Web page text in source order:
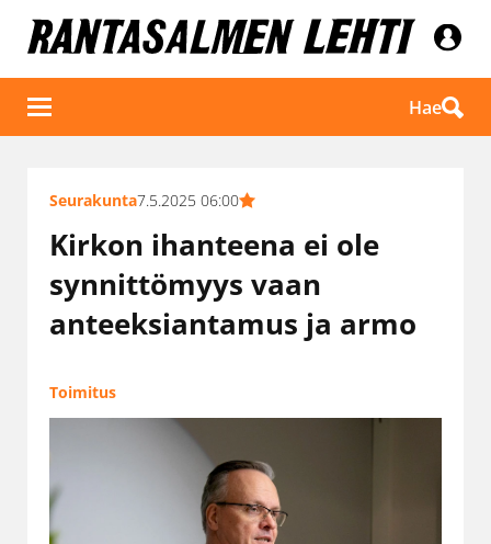
Hae
Seurakunta7.5.2025 06:00
Kirkon ihanteena ei ole
synnittömyys vaan
anteeksiantamus ja armo
Toimitus